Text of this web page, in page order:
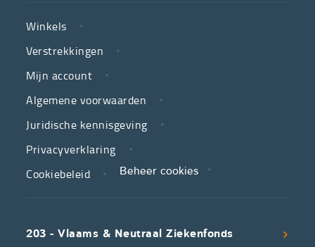
neutrale
ziekenfondsen,
is
partner
in
zorg.
We
voorwaarden
LINKS
Winkels
Verstrekkingen
Mijn account
Algemene voorwaarden
Juridische kennisgeving
Privacyverklaring
Cookiebeleid
Beheer cookies
203 - Vlaams & Neutraal Ziekenfonds